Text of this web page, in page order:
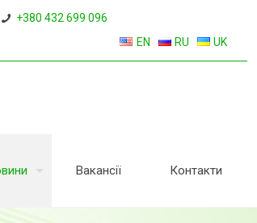
+380 432 699 096
UK
RU
EN
Вакансії Контакти